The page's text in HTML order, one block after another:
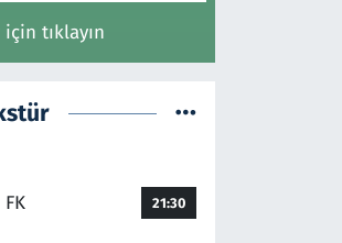
tıklayın
21:30